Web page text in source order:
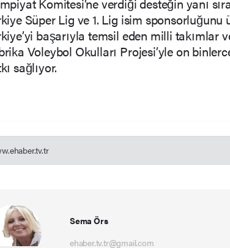
Komitesi’ne verdiği desteğin yanı
Süper Lig ve 1. Lig isim sponsorluğunu
başarıyla temsil eden milli takımlar
Voleybol Okulları Projesi’yle on
sağlıyor.
Sema Örs
ehaber.tv.tr@gmail.com